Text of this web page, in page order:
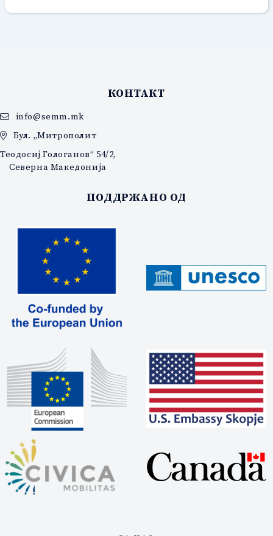
КОНТАКТ
info@semm.mk
Бул. „Митрополит
Теодосиј Гологанов“ 54/2,
Северна Македонија
ПОДДРЖАНО ОД